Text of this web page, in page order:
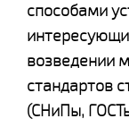
способами
возведении
стандартов
(СНиПы,